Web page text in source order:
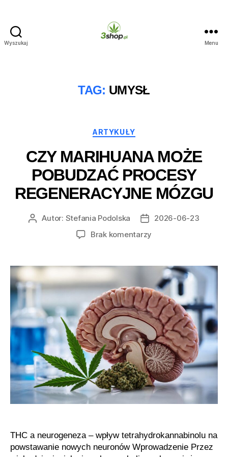
Wyszukaj Menu
TAG: UMYSŁ
Kategorie
ARTYKUŁY
CZY MARIHUANA MOŻE
POBUDZAĆ PROCESY
REGENERACYJNE MÓZGU
AutorAutor: Stefania Podolska
Data2026-06-23
Brak komentarzy
może
pobudzać
procesy
regeneracyjne
mózgu
THC a neurogeneza – wpływ tetrahydrokannabinolu na
powstawanie nowych neuronów Wprowadzenie Przez